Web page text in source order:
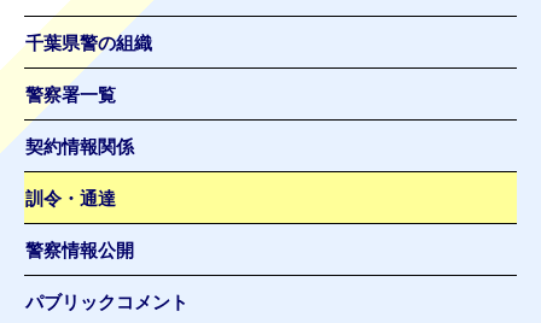
千葉県警の組織
警察署一覧
契約情報関係
訓令・通達
警察情報公開
パブリックコメント